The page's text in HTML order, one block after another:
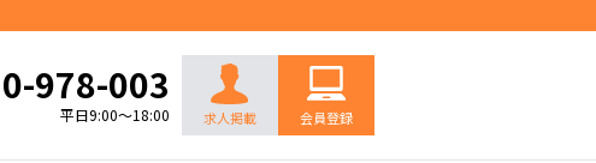
978-003
平日9:00～18:00 求人掲載 会員登録